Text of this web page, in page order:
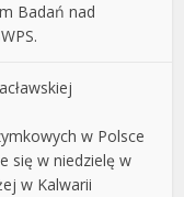
Badań nad
w Polsce
się w niedzielę w
w Kalwarii